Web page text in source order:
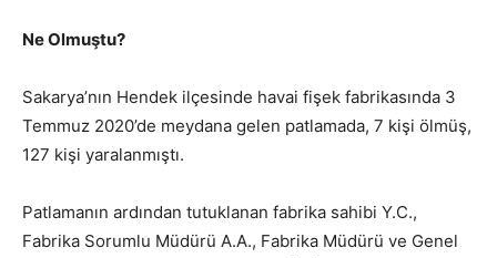
Ne Olmuştu?
Sakarya’nın Hendek ilçesinde havai fişek fabrikasında 3
Temmuz 2020’de meydana gelen patlamada, 7 kişi ölmüş,
127 kişi yaralanmıştı.
Patlamanın ardından tutuklanan fabrika sahibi Y.C.,
Fabrika Sorumlu Müdürü A.A., Fabrika Müdürü ve Genel